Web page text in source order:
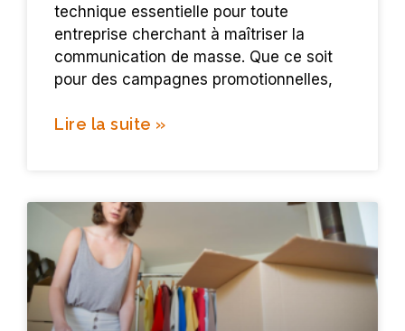
technique essentielle pour toute
entreprise cherchant à maîtriser la
communication de masse. Que ce soit
pour des campagnes promotionnelles,
Lire la suite »